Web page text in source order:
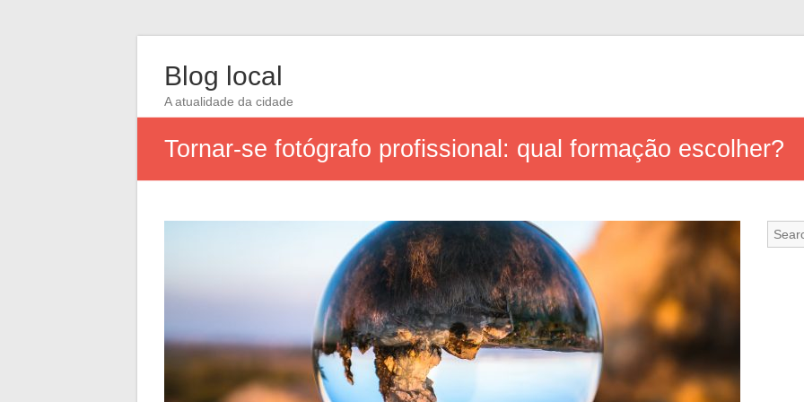
Blog local
A atualidade da cidade
Tornar-se fotógrafo profissional: qual formação escolher?